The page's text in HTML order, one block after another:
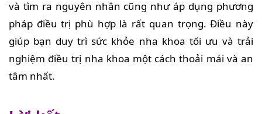
và tìm ra nguyên nhân cũng như áp dụng phương
pháp điều trị phù hợp là rất quan trọng. Điều này
giúp bạn duy trì sức khỏe nha khoa tối ưu và trải
nghiệm điều trị nha khoa một cách thoải mái và an
tâm nhất.